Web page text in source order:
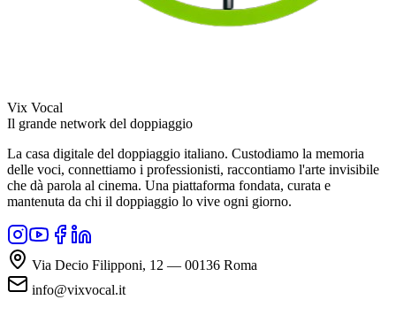
Vix Vocal
Il grande network del doppiaggio
La casa digitale del doppiaggio italiano. Custodiamo la memoria
delle voci, connettiamo i professionisti, raccontiamo l'arte invisibile
che dà parola al cinema. Una piattaforma fondata, curata e
mantenuta da chi il doppiaggio lo vive ogni giorno.
Via Decio Filipponi, 12 — 00136 Roma
info@vixvocal.it